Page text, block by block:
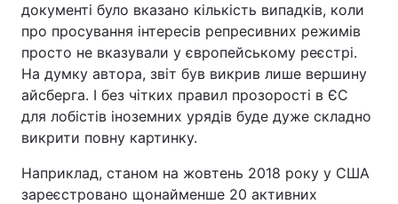
документі було вказано кількість випадків, коли
про просування інтересів репресивних режимів
просто не вказували у європейському реєстрі.
На думку автора, звіт був викрив лише вершину
айсберга. І без чітких правил прозорості в ЄС
для лобістів іноземних урядів буде дуже складно
викрити повну картинку.
Наприклад, станом на жовтень 2018 року у США
зареєстровано щонайменше 20 активних